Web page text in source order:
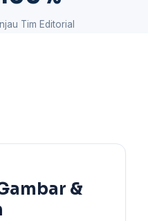
Tim Editorial
&